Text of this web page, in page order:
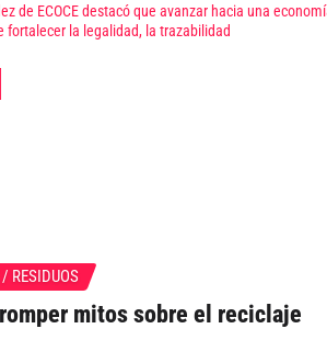
de ECOCE destacó que avanzar hacia una
fortalecer la legalidad, la trazabilidad
RESIDUOS
mitos sobre el reciclaje